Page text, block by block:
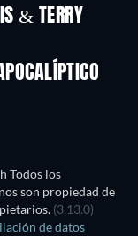
& TERRY
Todos los
son propiedad de
(3.13.0)
de datos